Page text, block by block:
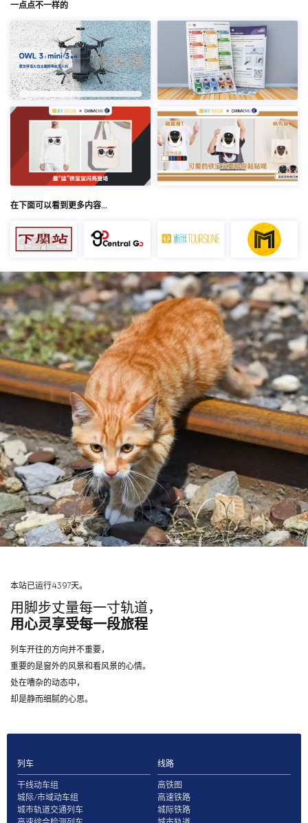
一点点不一样的
在下面可以看到更多内容…
本站已运行4397天。
用脚步丈量每一寸轨道，
用心灵享受每一段旅程
列车开往的方向并不重要，
重要的是窗外的风景和看风景的心情。
处在嘈杂的动态中，
却是静而细腻的心思。
列车
干线动车组
城际/市域动车组
城市轨道交通列车
线路
高铁图
高速铁路
城际铁路